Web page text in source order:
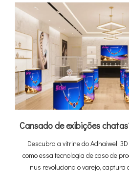
Descubra a vitrine do Adhaiwell
como essa tecnologia de caso de
nus revoluciona o varejo, captura